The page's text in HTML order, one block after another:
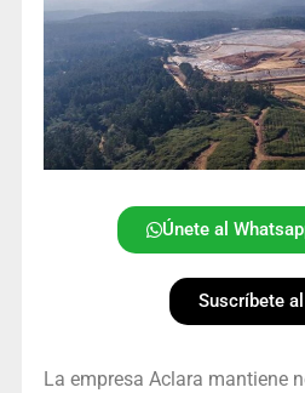
Únete al
Suscríbete
La empresa Aclara mantiene